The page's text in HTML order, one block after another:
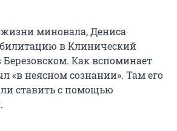
жизни миновала, Дениса
в Клинический
Березовском. Как вспоминает
«в неясном сознании». Там его
ставить с помощью